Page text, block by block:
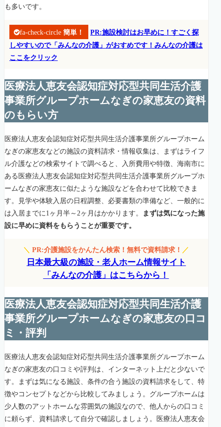
も多いです。
fa-check-circle 簡単！
PR:施設検討はお早めに！すごく探
しやすいので「みんなの介護」がおすめです！みんなの介護は
ここをクリック
医療法人恵友会認知症対応型共同生活介護
事業所グループホームなぎの家恵友の資料
のもらい方
医療法人恵友会認知症対応型共同生活介護事業所グループホーム
なぎの家恵友などの施設の資料請求・情報収集は、まずはライフ
ル介護などの検索サイトで調べると、入所費用や特徴、海南市に
ある医療法人恵友会認知症対応型共同生活介護事業所グループホ
ームなぎの家恵友に似たような施設などを合わせて比較できま
す。見学や体験入居の日程調整、必要書類の準備など、一般的に
は入居までに1ヶ月半～2ヶ月はかかります。
まずは気になった施
設に早めに資料をもらうことが重要です。
＼PR:介護施設をかんたん検索！無料で資料請求！ ／
日本最大級の施設・老人ホーム情報サイト
「みんなの介護」はこちらから！
医療法人恵友会認知症対応型共同生活介護
事業所グループホームなぎの家恵友の口コ
ミ・評判
医療法人恵友会認知症対応型共同生活介護事業所グループホーム
なぎの家恵友の口コミや評判は、インターネット上だと少ないで
す。まずは気になる施設、条件の合う施設の資料請求をして、特
徴やコンセプトなどから比較してみましょう。グループホームは
少人数のアットホームな雰囲気の施設なので、他人からの口コミ
に頼らず、資料請求して自分で確認しましょう。医療法人恵友会